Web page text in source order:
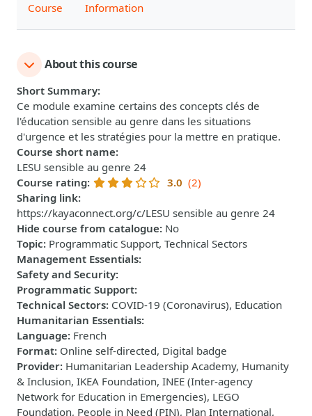
Course Information
About this course
Short Summary:
Ce module examine certains des concepts clés de
l'éducation sensible au genre dans les situations
d'urgence et les stratégies pour la mettre en pratique.
Course short name:
LESU sensible au genre 24
Course rating: 3.0 (2)
Sharing link:
https://kayaconnect.org/c/LESU sensible au genre 24
Hide course from catalogue: No
Topic: Programmatic Support, Technical Sectors
Management Essentials:
Safety and Security:
Programmatic Support:
Technical Sectors: COVID-19 (Coronavirus), Education
Humanitarian Essentials:
Language: French
Format: Online self-directed, Digital badge
Provider: Humanitarian Leadership Academy, Humanity
& Inclusion, IKEA Foundation, INEE (Inter-agency
Network for Education in Emergencies), LEGO
Foundation, People in Need (PIN), Plan International,